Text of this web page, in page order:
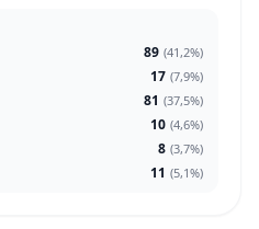
89 (41,2%)
17 (7,9%)
81 (37,5%)
10 (4,6%)
8 (3,7%)
11 (5,1%)